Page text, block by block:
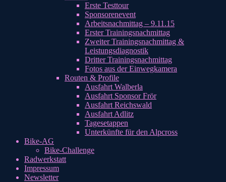
Erste Testtour
Sponsorenevent
Arbeitsnachmittag – 9.11.15
Erster Trainingsnachmittag
Zweiter Trainingsnachmittag &
Leistungsdiagnostik
Dritter Trainingsnachmittag
Fotos aus der Einwegkamera
Routen & Profile
Ausfahrt Walberla
Ausfahrt Sponsor Frör
Ausfahrt Reichswald
Ausfahrt Adlitz
Tagesetappen
Unterkünfte für den Alpcross
Bike-AG
Bike-Challenge
Radwerkstatt
Impressum
Newsletter